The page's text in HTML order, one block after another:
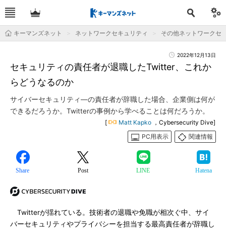
キーマンズネット ネットワークセキュリティ その他ネットワークセ
2022年12月13日
セキュリティの責任者が退職したTwitter、これか
らどうなるのか
サイバーセキュリティ―の責任者が辞職した場合、企業側は何が
できるだろうか。Twitterの事例から学べることは何だろうか。
[ Matt Kapko ，Cybersecurity Dive]
PC用表示
関連情報
Share Post LINE Hatena
Twitterが揺れている。技術者の退職や免職が相次ぐ中、サイ
バーセキュリティやプライバシーを担当する最高責任者が辞職し